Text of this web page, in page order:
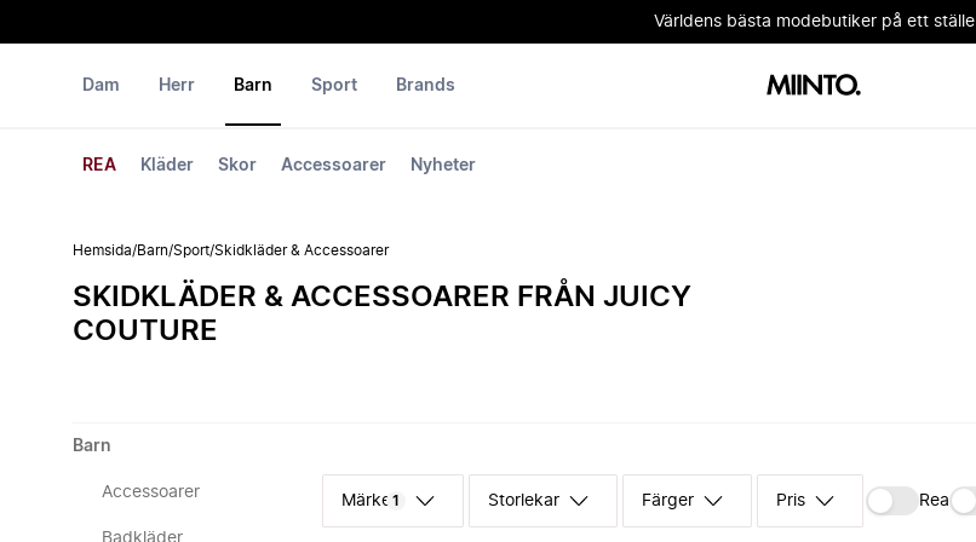
Världens bästa modebutiker på ett ställe
Dam Herr Barn
REA Kläder Skor Accessoarer Nyheter
Sport Brands
Hemsida/Barn/Sport/Skidkläder & Accessoarer
SKIDKLÄDER & ACCESSOARER FRÅN JUICY
COUTURE
Barn
Accessoarer
Badkläder
Märke 1 Storlekar Färger Pris Rea